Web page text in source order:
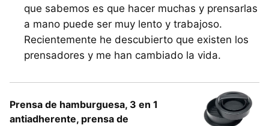
que sabemos es que hacer muchas y prensarlas
a mano puede ser muy lento y trabajoso.
Recientemente he descubierto que existen los
prensadores y me han cambiado la vida.
Prensa de hamburguesa, 3 en 1
antiadherente, prensa de